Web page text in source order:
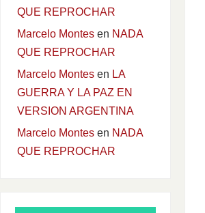
QUE REPROCHAR
Marcelo Montesen NADA
QUE REPROCHAR
Marcelo Montesen LA
GUERRA Y LA PAZ EN
VERSION ARGENTINA
Marcelo Montesen NADA
QUE REPROCHAR